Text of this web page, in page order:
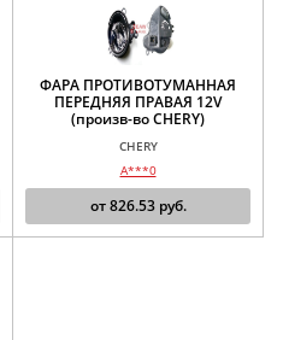
ФАРА ПРОТИВОТУМАННАЯ
ПЕРЕДНЯЯ ПРАВАЯ 12V
(произв-во CHERY)
CHERY
A***0
от826.53руб.